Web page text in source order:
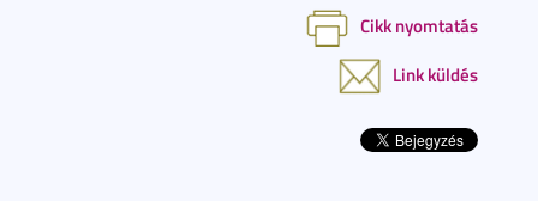
Cikk nyomtatás
Link küldés